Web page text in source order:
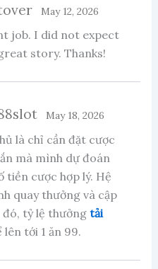
May 12, 2026
job. I did not expect
story. Thanks!
May 18, 2026
là chỉ cần đặt cược
mà mình dự đoán
tiền cược hợp lý. Hệ
quay thưởng và cập
đó, tỷ lệ thưởng tải
tới 1 ăn 99.